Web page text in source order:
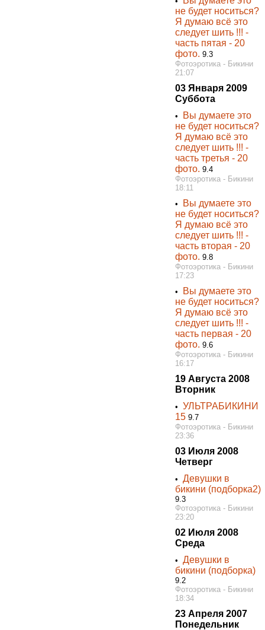
не будет носиться?
Я думаю всё это
следует шить !!! -
часть пятая - 20
фото. 9.3
Фотоэротика - Бикини
21:07
03 Января 2009
Суббота
•
Вы думаете это
не будет носиться?
Я думаю всё это
следует шить !!! -
часть третья - 20
фото. 9.4
Фотоэротика - Бикини
18:11
•
Вы думаете это
не будет носиться?
Я думаю всё это
следует шить !!! -
часть вторая - 20
фото. 9.8
Фотоэротика - Бикини
17:23
•
Вы думаете это
не будет носиться?
Я думаю всё это
следует шить !!! -
часть первая - 20
фото. 9.6
Фотоэротика - Бикини
16:17
19 Августа 2008
Вторник
•УЛЬТРАБИКИНИ
15 9.7
Фотоэротика - Бикини
23:36
03 Июля 2008
Четверг
•Девушки в
бикини (подборка2)
9.3
Фотоэротика - Бикини
23:20
02 Июля 2008
Среда
•Девушки в
бикини (подборка)
9.2
Фотоэротика - Бикини
18:34
23 Апреля 2007
Понедельник